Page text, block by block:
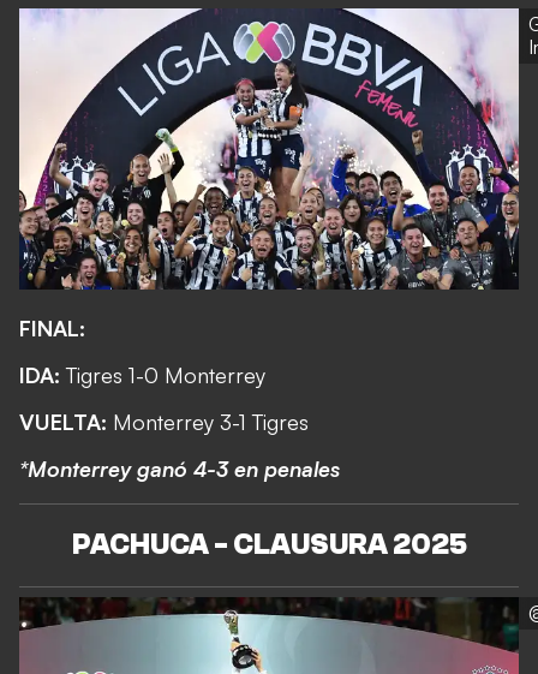
FINAL:
IDA: Tigres 1-0 Monterrey
VUELTA: Monterrey 3-1 Tigres
*Monterrey ganó 4-3 en penales
PACHUCA - CLAUSURA 2025